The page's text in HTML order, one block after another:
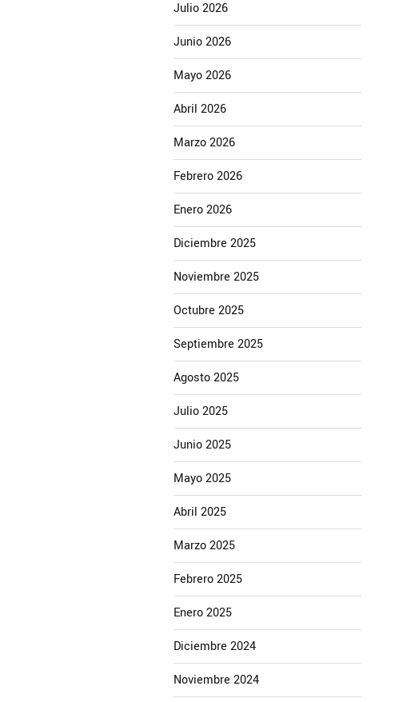
Julio 2026
Junio 2026
Mayo 2026
Abril 2026
Marzo 2026
Febrero 2026
Enero 2026
Diciembre 2025
Noviembre 2025
Octubre 2025
Septiembre 2025
Agosto 2025
Julio 2025
Junio 2025
Mayo 2025
Abril 2025
Marzo 2025
Febrero 2025
Enero 2025
Diciembre 2024
Noviembre 2024